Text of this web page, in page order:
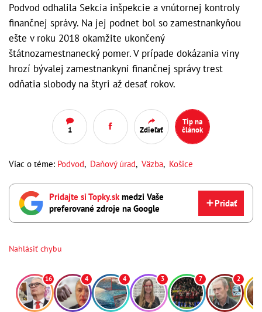
Podvod odhalila Sekcia inšpekcie a vnútornej kontroly
finančnej správy. Na jej podnet bol so zamestnankyňou
ešte v roku 2018 okamžite ukončený
štátnozamestnanecký pomer. V prípade dokázania viny
hrozí bývalej zamestnankyni finančnej správy trest
odňatia slobody na štyri až desať rokov.
1 Zdieľať
Tip na
článok
Viac o téme: Podvod, Daňový úrad, Väzba, Košice
Pridajte si Topky.skmedzi Vaše
preferované zdroje na Google
Pridať
Nahlásiť chybu
16 4 4 3 7 2